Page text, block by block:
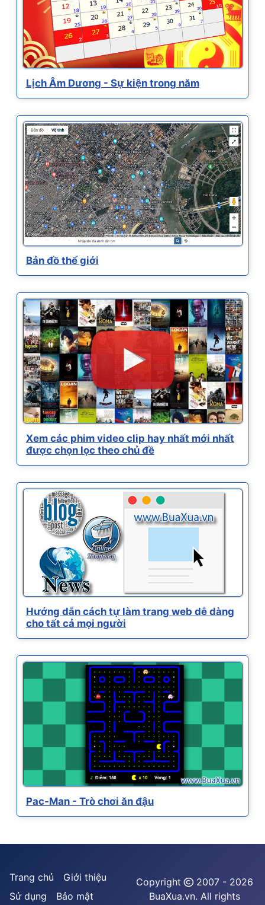
Lịch Âm Dương - Sự kiện trong năm
Bản đồ thế giới
Xem các phim video clip hay nhất mới nhất
được chọn lọc theo chủ đề
Hướng dẫn cách tự làm trang web dễ dàng
cho tất cả mọi người
Pac-Man - Trò chơi ăn đậu
Trang chủ
Giới thiệu
Sử dụng
Bảo mật
Copyright
2007 - 2026
BuaXua.vn. All rights